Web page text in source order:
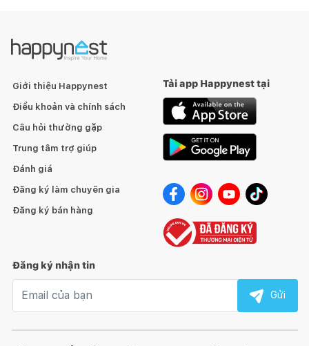
Giới thiệu Happynest
Điều khoản và chính sách
Câu hỏi thường gặp
Trung tâm trợ giúp
Đánh giá
Đăng ký làm chuyên gia
Đăng ký bán hàng
Tải app Happynest tại
Đăng ký nhận tin
Gửi